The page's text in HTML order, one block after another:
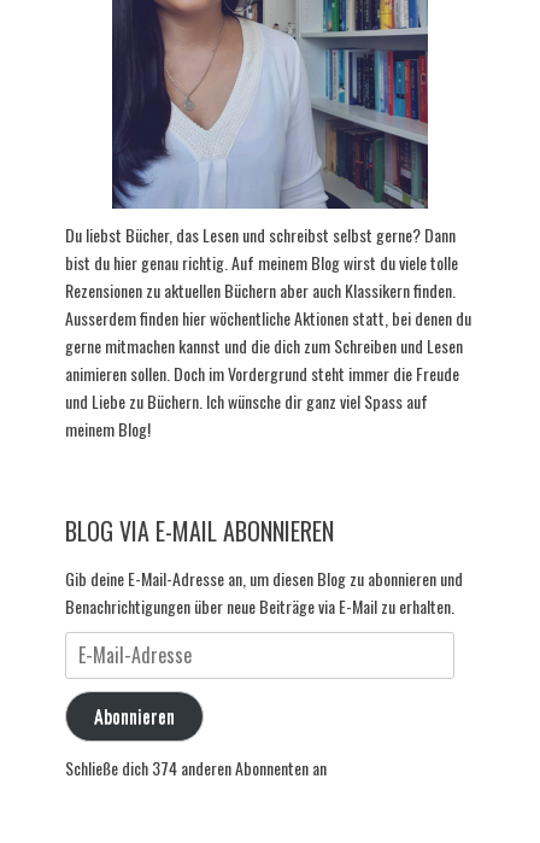
Du liebst Bücher, das Lesen und schreibst selbst gerne? Dann
bist du hier genau richtig. Auf meinem Blog wirst du viele tolle
Rezensionen zu aktuellen Büchern aber auch Klassikern finden.
Ausserdem finden hier wöchentliche Aktionen statt, bei denen du
gerne mitmachen kannst und die dich zum Schreiben und Lesen
animieren sollen. Doch im Vordergrund steht immer die Freude
und Liebe zu Büchern. Ich wünsche dir ganz viel Spass auf
meinem Blog!
BLOG VIA E-MAIL ABONNIEREN
Gib deine E-Mail-Adresse an, um diesen Blog zu abonnieren und
Benachrichtigungen über neue Beiträge via E-Mail zu erhalten.
Mail-
Adresse
Abonnieren
Schließe dich 374 anderen Abonnenten an